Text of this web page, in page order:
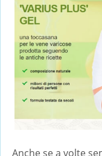
Anche se a volte